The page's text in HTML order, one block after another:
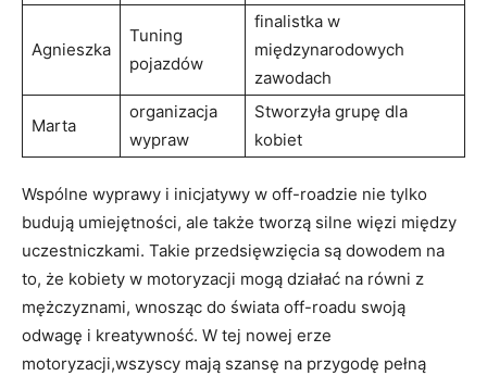
Agnieszka
Tuning
pojazdów
finalistka w
międzynarodowych
zawodach
Marta
organizacja
wypraw
Stworzyła grupę dla
kobiet
Wspólne wyprawy i inicjatywy w off-roadzie nie tylko
budują umiejętności, ale także tworzą silne więzi między
uczestniczkami. Takie przedsięwzięcia są dowodem na
to, że kobiety w motoryzacji mogą działać na równi z
mężczyznami, wnosząc do świata off-roadu swoją
odwagę i kreatywność. W tej nowej erze
motoryzacji,wszyscy mają szansę na przygodę pełną